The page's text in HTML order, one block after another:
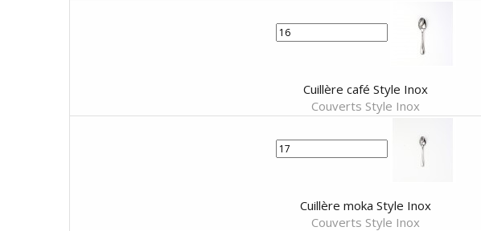
Cuillère café Style Inox
Couverts Style Inox
Cuillère moka Style Inox
Couverts Style Inox